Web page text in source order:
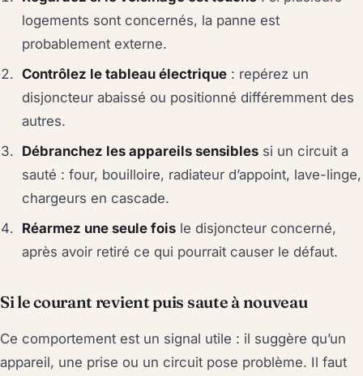
logements sont concernés, la panne est
probablement externe.
Contrôlez le tableau électrique : repérez un
disjoncteur abaissé ou positionné différemment des
autres.
Débranchez les appareils sensibles si un circuit a
sauté : four, bouilloire, radiateur d’appoint, lave-linge,
chargeurs en cascade.
Réarmez une seule fois le disjoncteur concerné,
après avoir retiré ce qui pourrait causer le défaut.
Si le courant revient puis saute à nouveau
Ce comportement est un signal utile : il suggère qu’un
appareil, une prise ou un circuit pose problème. Il faut